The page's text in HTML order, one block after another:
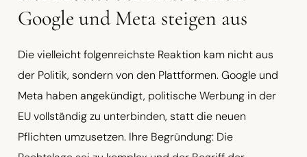
Google und Meta steigen aus
Die vielleicht folgenreichste Reaktion kam nicht aus
der Politik, sondern von den Plattformen. Google und
Meta haben angekündigt, politische Werbung in der
EU vollständig zu unterbinden, statt die neuen
Pflichten umzusetzen. Ihre Begründung: Die